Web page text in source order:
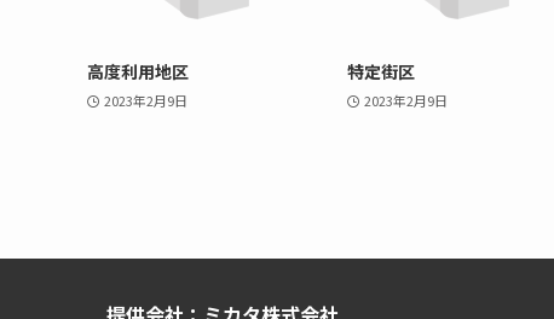
高度利用地区
2023年2月9日
特定街区
2023年2月9日